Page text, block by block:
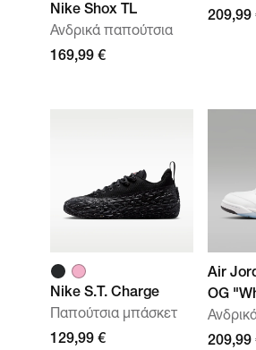
Nike Shox TL
Ανδρικά παπούτσια
169,99 €
209,99
Nike S.T. Charge
Παπούτσια μπάσκετ
129,99 €
Air
OG
209,99